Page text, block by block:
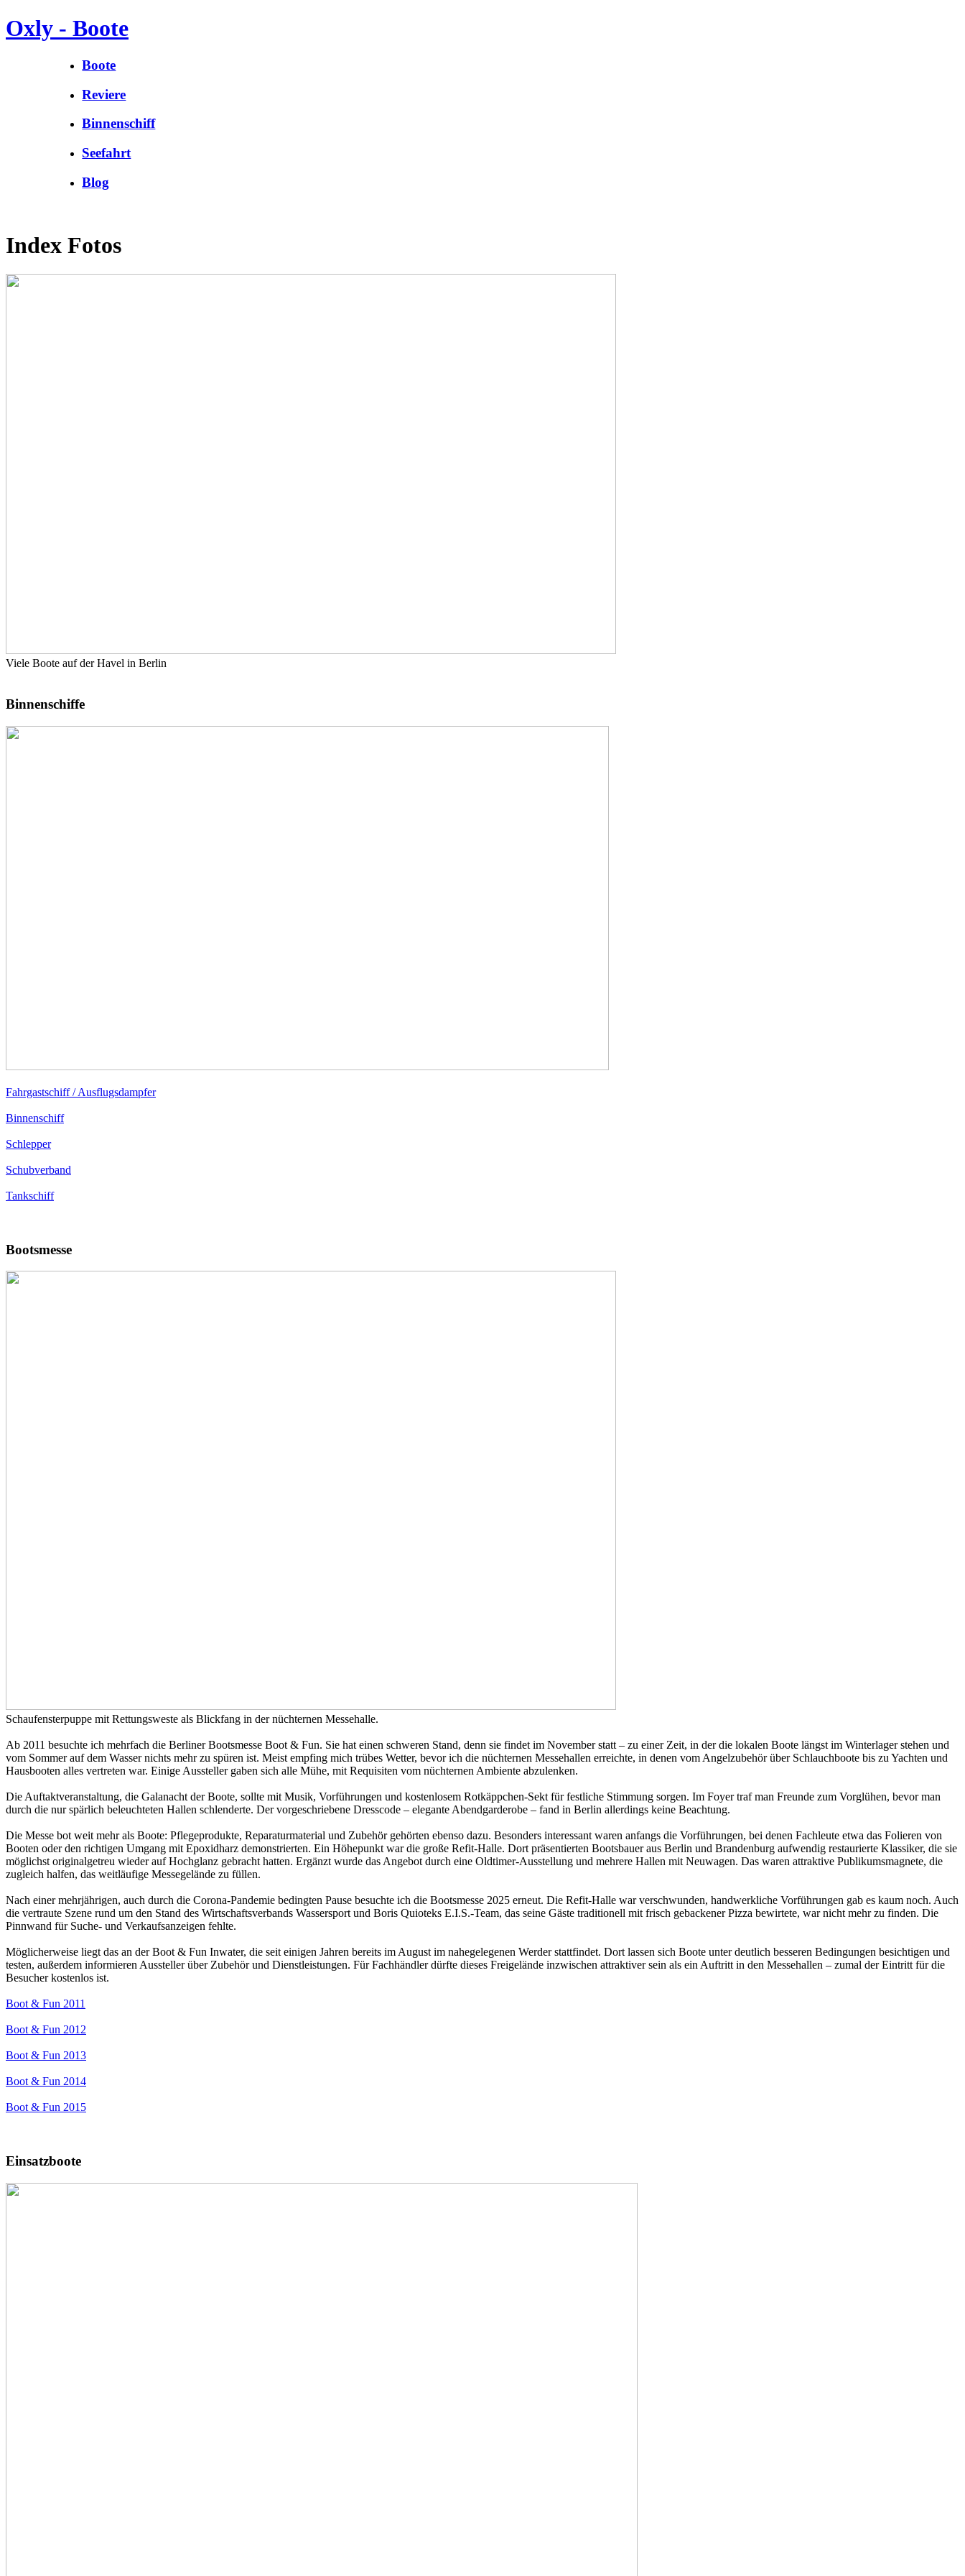
Oxly - Boote
Boote
Reviere
Binnenschiff
Seefahrt
Blog
Index Fotos
Viele Boote auf der Havel in Berlin
Binnenschiffe
Fahrgastschiff / Ausflugsdampfer
Binnenschiff
Schlepper
Schubverband
Tankschiff
Bootsmesse
Schaufensterpuppe mit Rettungsweste als Blickfang in der nüchternen Messehalle.
Ab 2011 besuchte ich mehrfach die Berliner Bootsmesse Boot & Fun. Sie hat einen schweren Stand, denn sie findet im November statt – zu einer Zeit, in der die lokalen Boote längst im Winterlager stehen und
vom Sommer auf dem Wasser nichts mehr zu spüren ist. Meist empfing mich trübes Wetter, bevor ich die nüchternen Messehallen erreichte, in denen vom Angelzubehör über Schlauchboote bis zu Yachten und
Hausbooten alles vertreten war. Einige Aussteller gaben sich alle Mühe, mit Requisiten vom nüchternen Ambiente abzulenken.
Die Auftaktveranstaltung, die Galanacht der Boote, sollte mit Musik, Vorführungen und kostenlosem Rotkäppchen-Sekt für festliche Stimmung sorgen. Im Foyer traf man Freunde zum Vorglühen, bevor man
durch die nur spärlich beleuchteten Hallen schlenderte. Der vorgeschriebene Dresscode – elegante Abendgarderobe – fand in Berlin allerdings keine Beachtung.
Die Messe bot weit mehr als Boote: Pflegeprodukte, Reparaturmaterial und Zubehör gehörten ebenso dazu. Besonders interessant waren anfangs die Vorführungen, bei denen Fachleute etwa das Folieren von
Booten oder den richtigen Umgang mit Epoxidharz demonstrierten. Ein Höhepunkt war die große Refit-Halle. Dort präsentierten Bootsbauer aus Berlin und Brandenburg aufwendig restaurierte Klassiker, die sie
möglichst originalgetreu wieder auf Hochglanz gebracht hatten. Ergänzt wurde das Angebot durch eine Oldtimer-Ausstellung und mehrere Hallen mit Neuwagen. Das waren attraktive Publikumsmagnete, die
zugleich halfen, das weitläufige Messegelände zu füllen.
Nach einer mehrjährigen, auch durch die Corona-Pandemie bedingten Pause besuchte ich die Bootsmesse 2025 erneut. Die Refit-Halle war verschwunden, handwerkliche Vorführungen gab es kaum noch. Auch
die vertraute Szene rund um den Stand des Wirtschaftsverbands Wassersport und Boris Quioteks E.I.S.-Team, das seine Gäste traditionell mit frisch gebackener Pizza bewirtete, war nicht mehr zu finden. Die
Pinnwand für Suche- und Verkaufsanzeigen fehlte.
Möglicherweise liegt das an der Boot & Fun Inwater, die seit einigen Jahren bereits im August im nahegelegenen Werder stattfindet. Dort lassen sich Boote unter deutlich besseren Bedingungen besichtigen und
testen, außerdem informieren Aussteller über Zubehör und Dienstleistungen. Für Fachhändler dürfte dieses Freigelände inzwischen attraktiver sein als ein Auftritt in den Messehallen – zumal der Eintritt für die
Besucher kostenlos ist.
Boot & Fun 2011
Boot & Fun 2012
Boot & Fun 2013
Boot & Fun 2014
Boot & Fun 2015
Einsatzboote